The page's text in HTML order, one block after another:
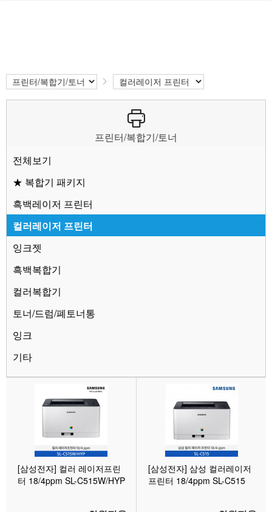
프린터/복합기/토너
전체보기
★ 복합기 패키지
흑백레이저 프린터
컬러레이저 프린터
잉크젯
흑백복합기
컬러복합기
토너/드럼/폐토너통
잉크
기타
[삼성전자] 컬러 레이저프린
터 18/4ppm SL-C515W/HYP
[삼성전자] 삼성 컬러레이저
프린터 18/4ppm SL-C515